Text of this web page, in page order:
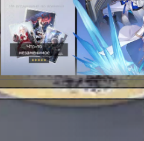
Звездный